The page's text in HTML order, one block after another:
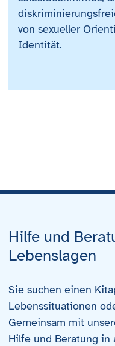
von sexueller
Identität.
Hilfe und
Lebenslagen
Sie suchen einen
Lebenssituationen
Gemeinsam mit
Hilfe und Beratung in